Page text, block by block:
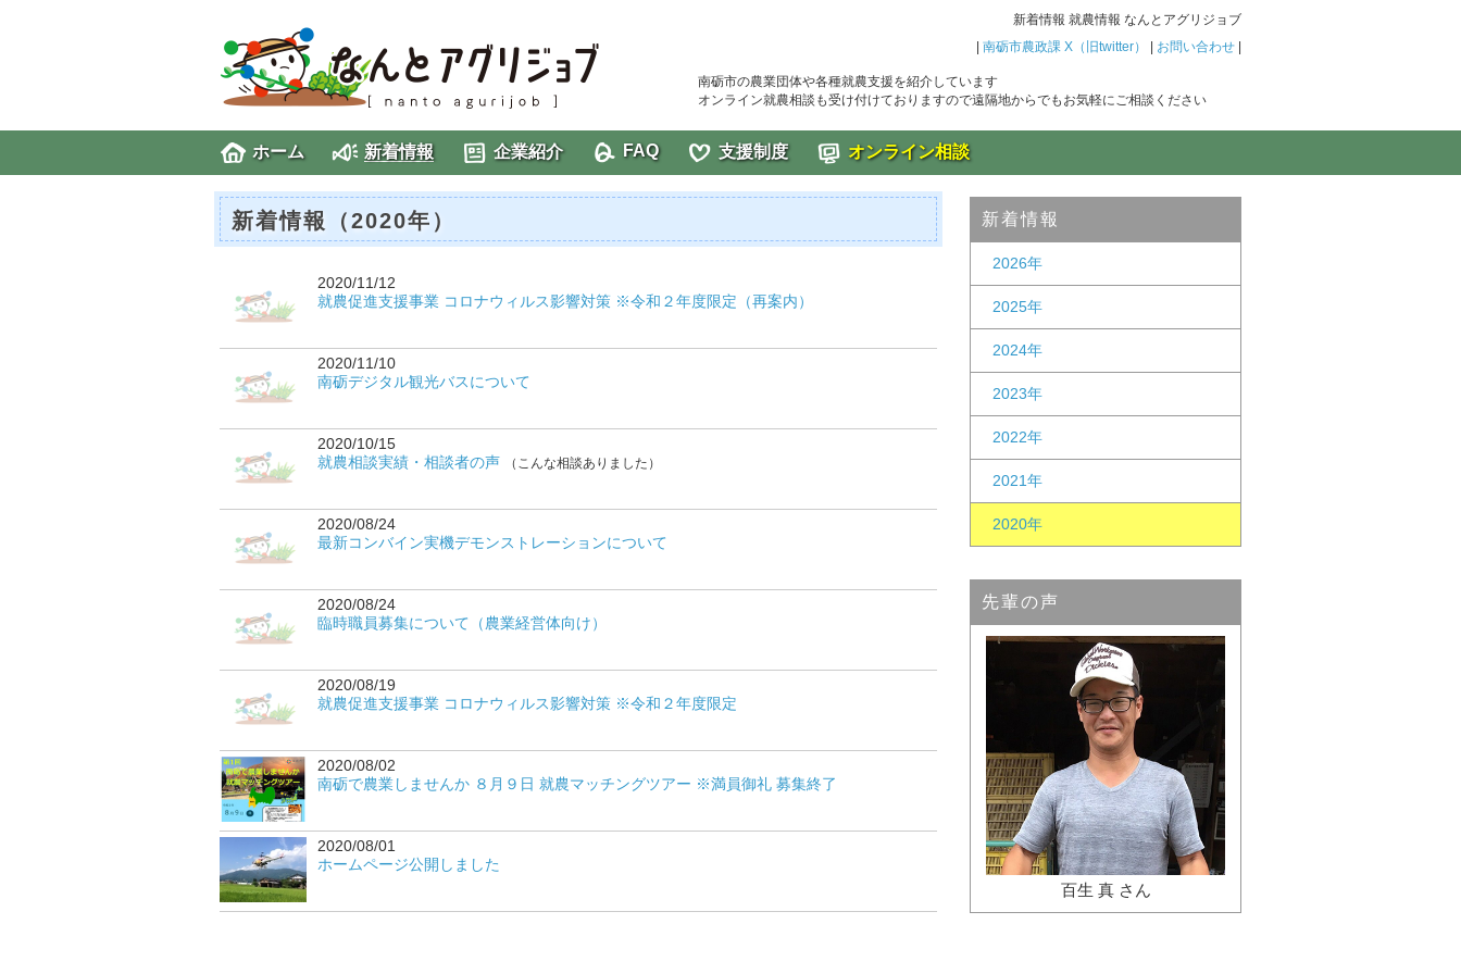
新着情報 就農情報 なんとアグリジョブ
南砺市農政課 X（旧twitter） お問い合わせ
南砺市の農業団体や各種就農支援を紹介しています
オンライン就農相談も受け付けておりますので遠隔地からでもお気軽にご相談ください
ホーム 新着情報 企業紹介 FAQ 支援制度 オンライン相談
新着情報（2020年）
2020/11/12
就農促進支援事業 コロナウィルス影響対策 ※令和２年度限定（再案内）
2020/11/10
南砺デジタル観光バスについて
2020/10/15
就農相談実績・相談者の声
（こんな相談ありました）
2020/08/24
最新コンバイン実機デモンストレーションについて
2020/08/24
臨時職員募集について（農業経営体向け）
2020/08/19
就農促進支援事業 コロナウィルス影響対策 ※令和２年度限定
2020/08/02
南砺で農業しませんか ８月９日 就農マッチングツアー ※満員御礼 募集終了
2020/08/01
ホームページ公開しました
新着情報
2026年
2025年
2024年
2023年
2022年
2021年
2020年
先輩の声
百生 真 さん